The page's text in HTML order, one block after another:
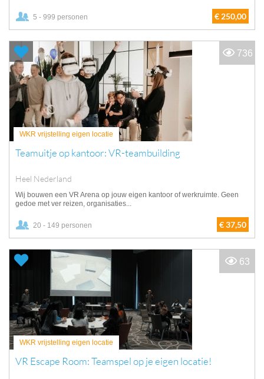
5 - 999 personen € 250,00
WKR vrijstelling eigen locatie
Teamuitje op kantoor: VR-teambuilding
Heel Nederland
Wij bouwen een VR Arena op jouw eigen kantoor of werkruimte. Geen
gedoe met ver reizen, organisaties...
20 - 149 personen € 37,50
736
WKR vrijstelling eigen locatie
VR Escape Room: Teamspel op je eigen locatie!
63